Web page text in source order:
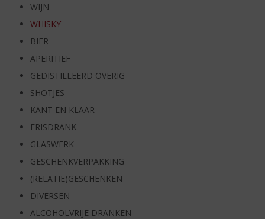
WIJN
WHISKY
BIER
APERITIEF
GEDISTILLEERD OVERIG
SHOTJES
KANT EN KLAAR
FRISDRANK
GLASWERK
GESCHENKVERPAKKING
(RELATIE)GESCHENKEN
DIVERSEN
ALCOHOLVRIJE DRANKEN